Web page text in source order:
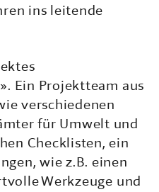
ins leitende
Ein Projektteam aus
verschiedenen
für Umwelt und
Checklisten, ein
wie z.B. einen
Werkzeuge und